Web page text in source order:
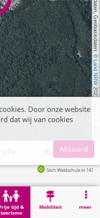
, Kartendaten, Geobasisdaten: ©
Land NRW
2021, Lizenz
dl-de/by-2-0
tijd &
toerisme
Mobiliteit meer
Stich Waldschule in 143m
Sporthalle
Door onze website
dat wij van cookies
Akkoord